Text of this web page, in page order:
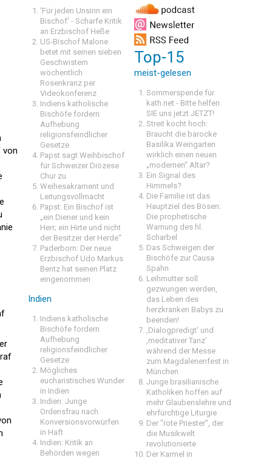
von
'Für jeden Unsinn ein
Bischof' - Scharfe Kritik
an Erzbischof Heße
US-Bischof Malone
betet mit seinen sieben
Geschwistern
wöchentlich
Rosenkranz per
Videokonferenz
Indiens katholische
Bischöfe fordern
Aufhebung
religionsfeindlicher
Gesetze
Papst sagt Weihbischof
für Schweizer Diözese
Chur zu
Weihesakrament und
Leitungsvollmacht
Papst: Ein Bischof ist
„ein Diener und kein
Herr; ein Hirte und nicht
der Besitzer der Herde“
Paderborn: Der neue
Erzbischof Udo Markus
Bentz hat seinen Platz
eingenommen
Indien
Indiens katholische
Bischöfe fordern
Aufhebung
religionsfeindlicher
Gesetze
Mögliches
eucharistisches Wunder
in Indien
Indien: Junge
Ordensfrau nach
Konversionsvorwürfen
in Haft
Indien: Kritik an
Behörden wegen
Top-15
meist-gelesen
Sommerspende für
kath.net - Bitte helfen
SIE uns jetzt JETZT!
Streit kocht hoch:
Braucht die barocke
Basilika Weingarten
wirklich einen neuen
„modernen“ Altar?
Ein Signal des
Himmels?
Die Familie ist das
Hauptziel des Bösen:
Die prophetische
Warnung des hl.
Scharbel
Das Schweigen der
Bischöfe zur Causa
Spahn
Leihmutter soll
gezwungen werden,
das Leben des
herzkranken Babys zu
beenden!
‚Dialogpredigt‘ und
‚meditativer Tanz’
während der Messe
zum Magdalenenfest in
München
Junge brasilianische
Katholiken hoffen auf
mehr Glaubenslehre und
ehrfürchtige Liturgie
Der "rote Priester", der
die Musikwelt
revolutionierte
Der Karmel in